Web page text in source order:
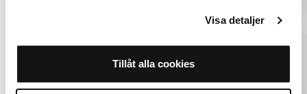
Visa detaljer
Tillåt alla cookies